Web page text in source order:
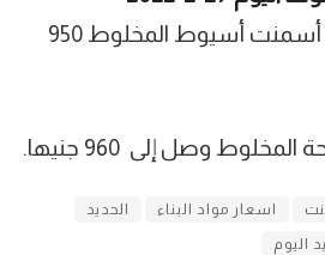
وصل إلى 960 جنيها.
اسعار مواد البناء الحديد
اليوم